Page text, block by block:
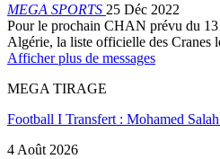
MEGA SPORTS 25 Déc 2022
Pour le prochain CHAN prévu du
Algérie, la liste officielle des Cranes
Afficher plus de messages
MEGA TIRAGE
Football I Transfert : Mohamed
4 Août 2026